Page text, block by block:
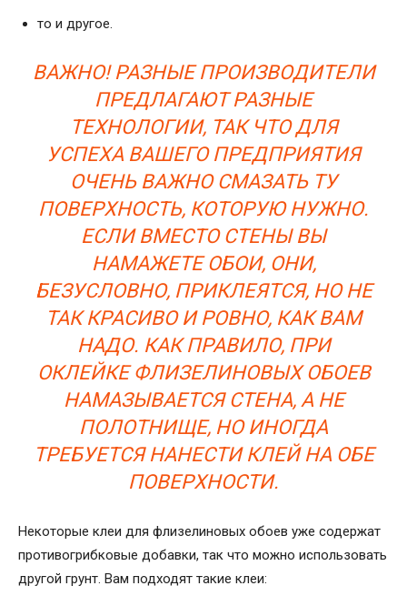
то и другое.
ВАЖНО! РАЗНЫЕ ПРОИЗВОДИТЕЛИ
ПРЕДЛАГАЮТ РАЗНЫЕ
ТЕХНОЛОГИИ, ТАК ЧТО ДЛЯ
УСПЕХА ВАШЕГО ПРЕДПРИЯТИЯ
ОЧЕНЬ ВАЖНО СМАЗАТЬ ТУ
ПОВЕРХНОСТЬ, КОТОРУЮ НУЖНО.
ЕСЛИ ВМЕСТО СТЕНЫ ВЫ
НАМАЖЕТЕ ОБОИ, ОНИ,
БЕЗУСЛОВНО, ПРИКЛЕЯТСЯ, НО НЕ
ТАК КРАСИВО И РОВНО, КАК ВАМ
НАДО. КАК ПРАВИЛО, ПРИ
ОКЛЕЙКЕ ФЛИЗЕЛИНОВЫХ ОБОЕВ
НАМАЗЫВАЕТСЯ СТЕНА, А НЕ
ПОЛОТНИЩЕ, НО ИНОГДА
ТРЕБУЕТСЯ НАНЕСТИ КЛЕЙ НА ОБЕ
ПОВЕРХНОСТИ.
Некоторые клеи для флизелиновых обоев уже содержат
противогрибковые добавки, так что можно использовать
другой грунт. Вам подходят такие клеи: